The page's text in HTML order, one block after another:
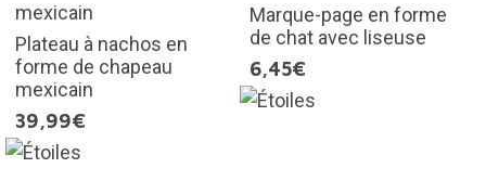
Plateau à nachos en
forme de chapeau
mexicain
39,99€
Marque-page en forme
de chat avec liseuse
6,45€